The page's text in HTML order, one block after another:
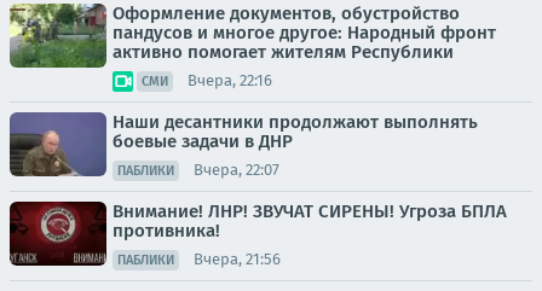
Оформление документов, обустройство
пандусов и многое другое: Народный фронт
активно помогает жителям Республики
СМИ Вчера, 22:16
Наши десантники продолжают выполнять
боевые задачи в ДНР
ПАБЛИКИ Вчера, 22:07
Внимание! ЛНР! ЗВУЧАТ СИРЕНЫ! Угроза БПЛА
противника!
ПАБЛИКИ Вчера, 21:56